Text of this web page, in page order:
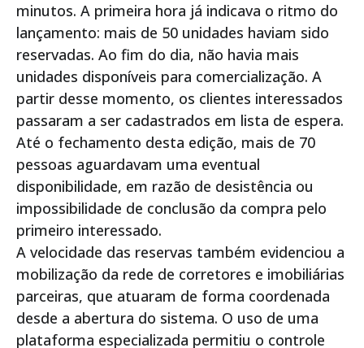
minutos. A primeira hora já indicava o ritmo do
lançamento: mais de 50 unidades haviam sido
reservadas. Ao fim do dia, não havia mais
unidades disponíveis para comercialização. A
partir desse momento, os clientes interessados
passaram a ser cadastrados em lista de espera.
Até o fechamento desta edição, mais de 70
pessoas aguardavam uma eventual
disponibilidade, em razão de desistência ou
impossibilidade de conclusão da compra pelo
primeiro interessado.
A velocidade das reservas também evidenciou a
mobilização da rede de corretores e imobiliárias
parceiras, que atuaram de forma coordenada
desde a abertura do sistema. O uso de uma
plataforma especializada permitiu o controle